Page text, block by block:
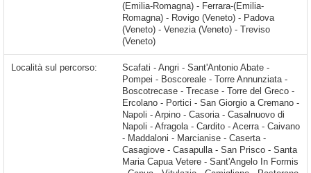
(Emilia-Romagna) - Ferrara-(Emilia-
Romagna) - Rovigo (Veneto) - Padova
(Veneto) - Venezia (Veneto) - Treviso
(Veneto)
Località sul percorso: Scafati - Angri - Sant'Antonio Abate - Pompei - Boscoreale - Torre Annunziata - Boscotrecase - Trecase - Torre del Greco - Ercolano - Portici - San Giorgio a Cremano - Napoli - Arpino - Casoria - Casalnuovo di Napoli - Afragola - Cardito - Acerra - Caivano - Maddaloni - Marcianise - Caserta - Casagiove - Casapulla - San Prisco - Santa Maria Capua Vetere - Sant'Angelo In Formis - Capua - Vitulazio - Camigliano - Pastorano - Sparanise - Santa Lucia - Montano - Marzanello - San Cesario